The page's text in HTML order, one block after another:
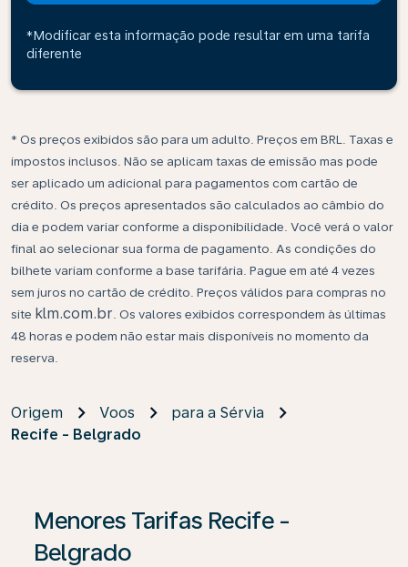
*Modificar esta informação pode resultar em uma tarifa
diferente
* Os preços exibidos são para um adulto. Preços em BRL. Taxas e
impostos inclusos. Não se aplicam taxas de emissão mas pode
ser aplicado um adicional para pagamentos com cartão de
crédito. Os preços apresentados são calculados ao câmbio do
dia e podem variar conforme a disponibilidade. Você verá o valor
final ao selecionar sua forma de pagamento. As condições do
bilhete variam conforme a base tarifária. Pague em até 4 vezes
sem juros no cartão de crédito. Preços válidos para compras no
site klm.com.br . Os valores exibidos correspondem às últimas
48 horas e podem não estar mais disponíveis no momento da
reserva.
Origem Voos
para a Sérvia
Recife - Belgrado
Menores Tarifas Recife -
Belgrado
Se não forem encontrados resultados, clique em